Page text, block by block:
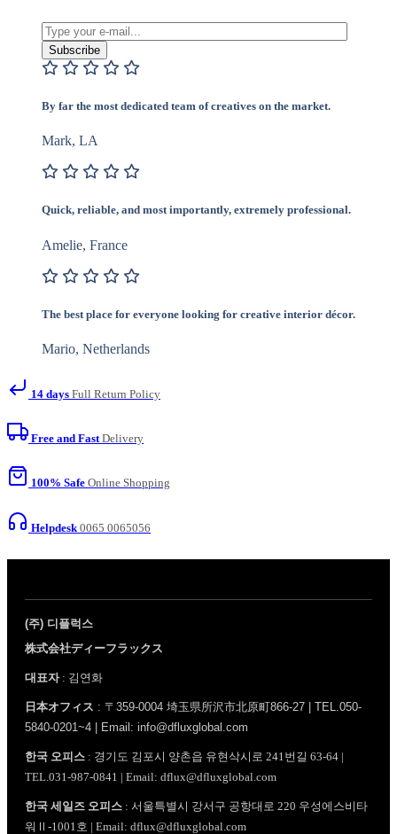
Subscribe
By far the most dedicated team of creatives on the market.
Mark, LA
Quick, reliable, and most importantly, extremely professional.
Amelie, France
The best place for everyone looking for creative interior décor.
Mario, Netherlands
14 days Full Return Policy
Free and FastDelivery
100% Safe Online Shopping
Helpdesk 0065 0065056
(주) 디플럭스
株式会社ディーフラックス
대표자: 김연화
日本オフィス : 〒359-0004 埼玉県所沢市北原町866-27 | TEL.050-
5840-0201~4 | Email: info@dfluxglobal.com
한국 오피스 : 경기도 김포시 양촌읍 유현삭시로 241번길 63-64 |
TEL.031-987-0841 | Email: dflux@dfluxglobal.com
한국 세일즈 오피스 : 서울특별시 강서구 공항대로 220 우성에스비타
워Ⅱ-1001호 | Email: dflux@dfluxglobal.com